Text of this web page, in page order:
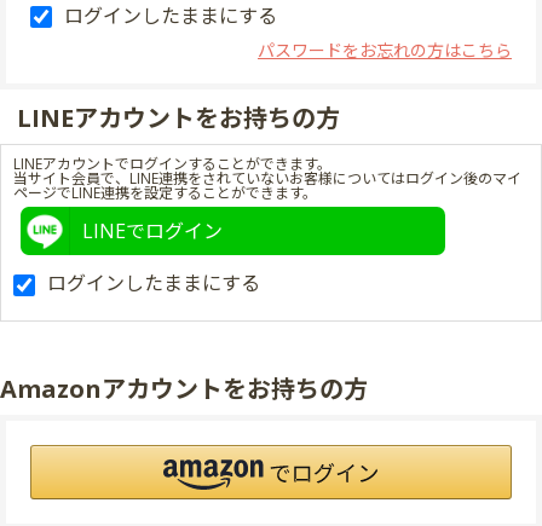
ログインしたままにする
パスワードをお忘れの方はこちら
LINEアカウントをお持ちの方
LINEアカウントでログインすることができます。
当サイト会員で、LINE連携をされていないお客様についてはログイン後のマイ
ページでLINE連携を設定することができます。
LINEでログイン
ログインしたままにする
Amazonアカウントをお持ちの方